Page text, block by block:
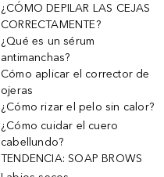
¿CÓMO DEPILAR LAS CEJAS
CORRECTAMENTE?
¿Qué es un sérum
antimanchas?
Cómo aplicar el corrector de
ojeras
¿Cómo rizar el pelo sin calor?
¿Cómo cuidar el cuero
cabellundo?
TENDENCIA: SOAP BROWS